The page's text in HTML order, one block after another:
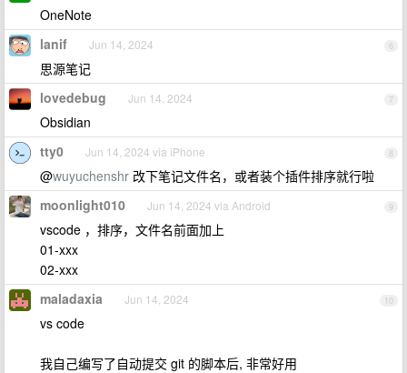
OneNote
6
lanif Jun 14, 2024
思源笔记
7
lovedebug Jun 14, 2024
Obsidian
8
tty0 Jun 14, 2024 via iPhone
@wuyuchenshr 改下笔记文件名，或者装个插件排序就行啦
9
moonlight010 Jun 14, 2024 via Android
vscode ，排序，文件名前面加上
01-xxx
02-xxx
10
maladaxia Jun 14, 2024
vs code
我自己编写了自动提交 git 的脚本后, 非常好用